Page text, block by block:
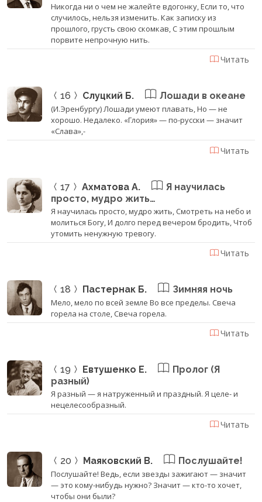
Никогда ни о чем не жалейте вдогонку, Если то, что
случилось, нельзя изменить. Как записку из
прошлого, грусть свою скомкав, С этим прошлым
порвите непрочную нить.
Читать
16 Слуцкий Б. Лошади в океане
(И.Эренбургу) Лошади умеют плавать, Но — не
хорошо. Недалеко. «Глория» — по-русски — значит
«Слава»,-
Читать
17 Ахматова А.
Я научилась
просто, мудро жить…
Я научилась просто, мудро жить, Смотреть на небо и
молиться Богу, И долго перед вечером бродить, Чтоб
утомить ненужную тревогу.
Читать
18 Пастернак Б. Зимняя ночь
Мело, мело по всей земле Во все пределы. Свеча
горела на столе, Свеча горела.
Читать
19 Евтушенко Е.
Пролог (Я
разный)
Я разный — я натруженный и праздный. Я целе- и
нецелесообразный.
Читать
20 Маяковский В. Послушайте!
Послушайте! Ведь, если звезды зажигают — значит
— это кому-нибудь нужно? Значит — кто-то хочет,
чтобы они были?